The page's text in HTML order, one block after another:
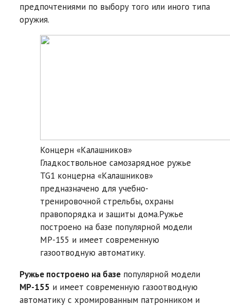
предпочтениями по выбору того или иного типа
оружия.
Концерн «Калашников»
Гладкоствольное самозарядное ружье
TG1 концерна «Калашников»
предназначено для учебно-
тренировочной стрельбы, охраны
правопорядка и защиты дома.Ружье
построено на базе популярной модели
МР-155 и имеет современную
газоотводную автоматику.
Ружье построено на базе популярной модели
МР-155 и имеет современную газоотводную
автоматику с хромированным патронником и